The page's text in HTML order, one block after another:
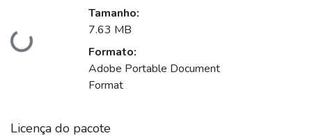
Carregando...
Tamanho:
7.63 MB
Formato:
Adobe Portable Document
Format
Licença do pacote